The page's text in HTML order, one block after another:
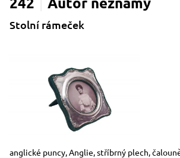
Stolní rámeček
Rozměry
Stručný popis předmětu
anglické puncy, Anglie, stříbrný plech,